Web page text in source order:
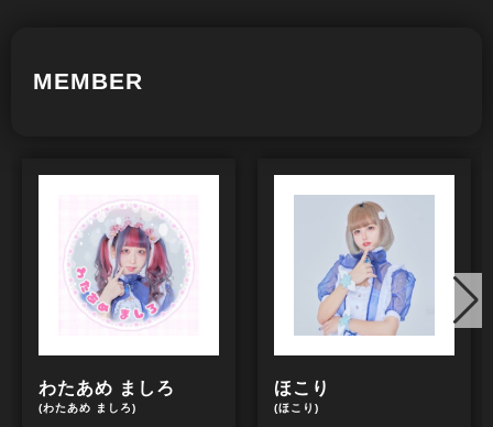
MEMBER
わたあめ ましろ
(わたあめ ましろ)
ほこり
(ほこり)